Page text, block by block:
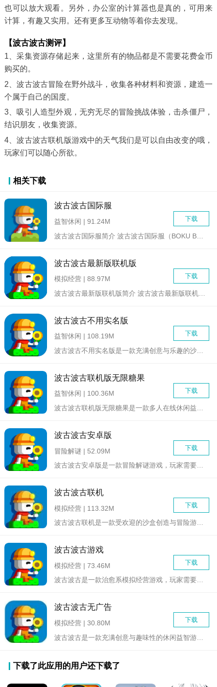
也可以放大观看。另外，办公室的计算器也是真的，可用来
计算，有趣又实用。还有更多互动物等着你去发现。
【波古波古测评】
1、采集资源存储起来，这里所有的物品都是不需要花费金币
购买的。
2、波古波古冒险在野外战斗，收集各种材料和资源，建造一
个属于自己的国度。
3、吸引人造型外观，无穷无尽的冒险挑战体验，击杀僵尸，
结识朋友，收集资源。
4、波古波古联机版游戏中的天气我们是可以自由改变的哦，
玩家们可以随心所欲。
相关下载
波古波古国际服
下载
益智休闲 | 91.24M
波古波古最新版联机版
下载
模拟经营 | 88.97M
波古波古最新版联机版简介 波古波古最新版联机版是一款以...
波古波古不用实名版
下载
益智休闲 | 108.19M
波古波古不用实名版是一款充满创意与乐趣的沙盒建造游戏。在这个...
波古波古联机版无限糖果
下载
益智休闲 | 100.36M
波古波古联机版无限糖果是一款多人在线休闲益智游戏，玩家需要通...
波古波古安卓版
下载
冒险解谜 | 52.09M
波古波古安卓版是一款冒险解谜游戏，玩家需要在一个充满挑战和神...
波古波古联机
下载
模拟经营 | 113.32M
波古波古联机是一款受欢迎的沙盒创造与冒险游戏，玩家可以在一个...
波古波古游戏
下载
模拟经营 | 73.46M
波古波古是一款治愈系模拟经营游戏，玩家需要在游戏中扮演角色，...
波古波古无广告
下载
模拟经营 | 30.80M
下载了此应用的用户还下载了